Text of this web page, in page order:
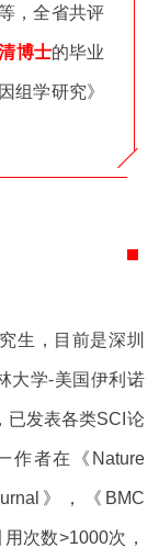
，全省共评
博士的毕业
组学研究》
生，目前是深圳
大学-美国伊利诺
已发表各类SCI论
作者在《Nature
》，《BMC
次数>1000次，